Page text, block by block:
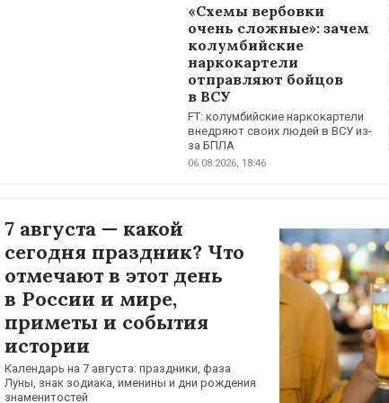
«Схемы вербовки
очень сложные»: зачем
колумбийские
наркокартели
отправляют бойцов
в ВСУ
FT: колумбийские наркокартели
внедряют своих людей в ВСУ из-
за БПЛА
06.08.2026, 18:46
7 августа — какой
сегодня праздник? Что
отмечают в этот день
в России и мире,
приметы и события
истории
Календарь на 7 августа: праздники, фаза
Луны, знак зодиака, именины и дни рождения
знаменитостей